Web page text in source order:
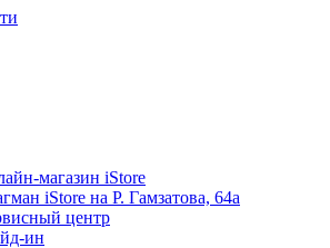
магазин iStore
iStore на Р. Гамзатова, 64а
центр
ин